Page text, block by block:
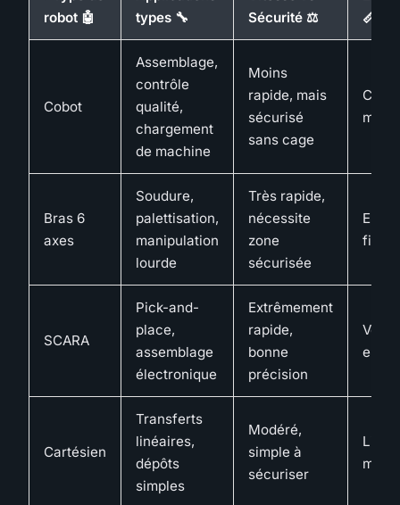
robot 🤖
types 🔧
Sécurité ⚖️
📏
Cobot
Assemblage,
contrôle
qualité,
chargement
de machine
Moins
rapide, mais
sécurisé
sans cage
Bras 6
axes
Soudure,
palettisation,
manipulation
lourde
Très rapide,
nécessite
zone
sécurisée
fixe
SCARA
Pick-and-
place,
assemblage
électronique
Extrêmement
rapide,
bonne
précision
Cartésien
Transferts
linéaires,
dépôts
simples
Modéré,
simple à
sécuriser